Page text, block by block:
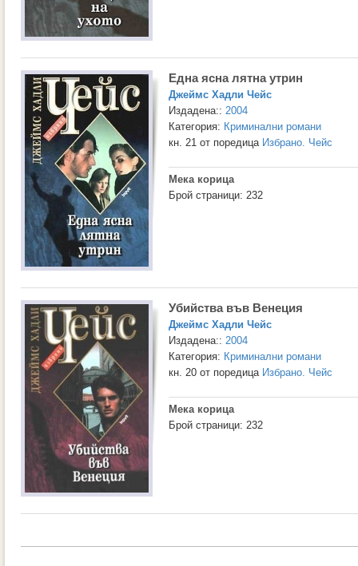
Една ясна лятна утрин
Джеймс Хадли Чейс
Издадена:: 2004
Категория: Криминални романи
кн. 21 от поредица Избрано. Чейс
Мека корица
Брой страници: 232
Убийства във Венеция
Джеймс Хадли Чейс
Издадена:: 2004
Категория: Криминални романи
кн. 20 от поредица Избрано. Чейс
Мека корица
Брой страници: 232